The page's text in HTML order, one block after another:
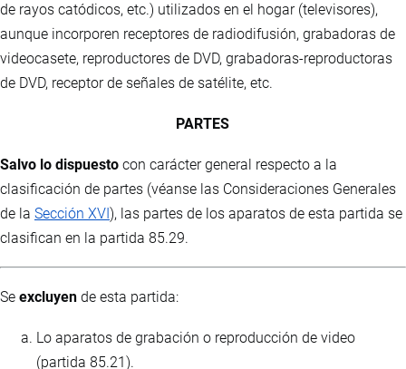
de rayos catódicos, etc.) utilizados en el hogar (televisores),
aunque incorporen receptores de radiodifusión, grabadoras de
videocasete, reproductores de DVD, grabadoras-reproductoras
de DVD, receptor de señales de satélite, etc.
PARTES
Salvo lo dispuesto con carácter general respecto a la
clasificación de partes (véanse las Consideraciones Generales
de la Sección XVI ), las partes de los aparatos de esta partida se
clasifican en la partida 85.29.
Se excluyen de esta partida:
Lo aparatos de grabación o reproducción de video
(partida 85.21).